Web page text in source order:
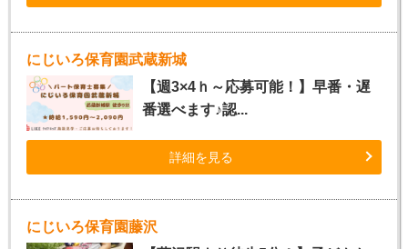
にじいろ保育園武蔵新城
【週3×4ｈ～応募可能！】早番・遅
番選べます♪認...
詳細を見る
にじいろ保育園藤沢